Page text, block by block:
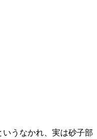
うなかれ、実は砂子部